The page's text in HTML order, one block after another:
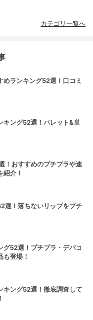
カテゴリ一覧へ
めランキング52選！口コミ
キング52選！パレット&単
！おすすめのプチプラや速
介！
選！落ちないリップをプチ
グ52選！プチプラ・デパコ
も登場！
キング52選！徹底調査して